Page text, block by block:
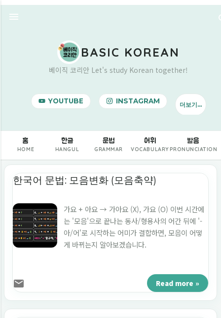
BASIC KOREAN
베이직 코리안 Let's study Korean together!
YOUTUBE INSTAGRAM 더보기…
홈
HOME
한글
HANGUL
문법
GRAMMAR
어휘
VOCABULARY
발음
PRONUNCIATION
글한국어 문법: 모음변화 (모음축약)
가요 + 아요 → 가아요 (X), 가요 (O) 이번 시간에
는 '모음'으로 끝나는 동사/형용사의 어간 뒤에 '-
아/어'로 시작하는 어미가 결합하면, 모음이 어떻
게 바뀌는지 알아보겠습니다.
Read more »